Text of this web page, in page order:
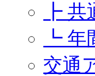
┣ 共
┗ 年
交通